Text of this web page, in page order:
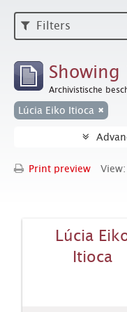
Filters
Showing
Archivistische
Lúcia Eiko Itioca
Print preview
View:
Lúcia
Itioca